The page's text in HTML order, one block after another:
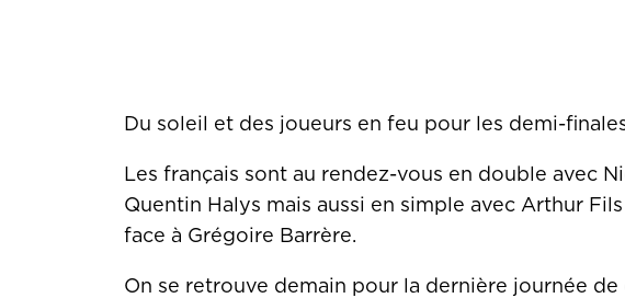
Du soleil et des joueurs en feu pour les demi-
Les français sont au rendez-vous en double avec
Quentin Halys mais aussi en simple avec Arthur
face à Grégoire Barrère.
On se retrouve demain pour la dernière journée